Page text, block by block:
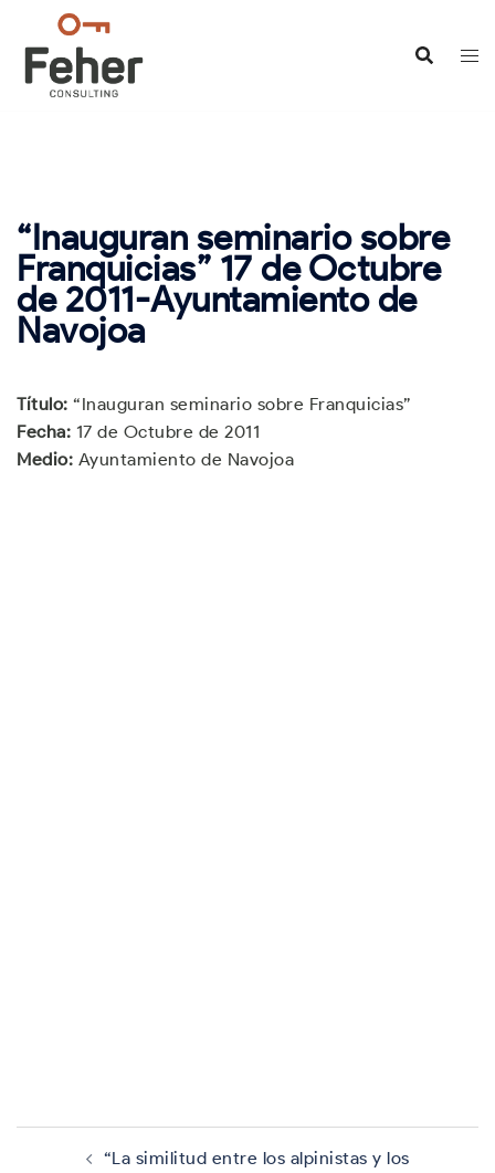
contenido
“Inauguran seminario sobre
Franquicias” 17 de Octubre
de 2011-Ayuntamiento de
Navojoa
Título: “Inauguran seminario sobre Franquicias”
Fecha: 17 de Octubre de 2011
Medio: Ayuntamiento de Navojoa
Navegación
“La similitud entre los alpinistas y los